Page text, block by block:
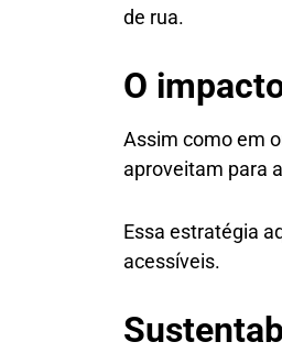
de rua.
O
Assim como em
aproveitam para
Essa estratégia
acessíveis.